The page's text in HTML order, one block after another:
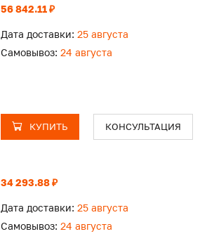
56 842.11 ₽
Дата доставки: 25 августа
Самовывоз: 24 августа
КУПИТЬ КОНСУЛЬТАЦИЯ
34 293.88 ₽
Дата доставки: 25 августа
Самовывоз: 24 августа